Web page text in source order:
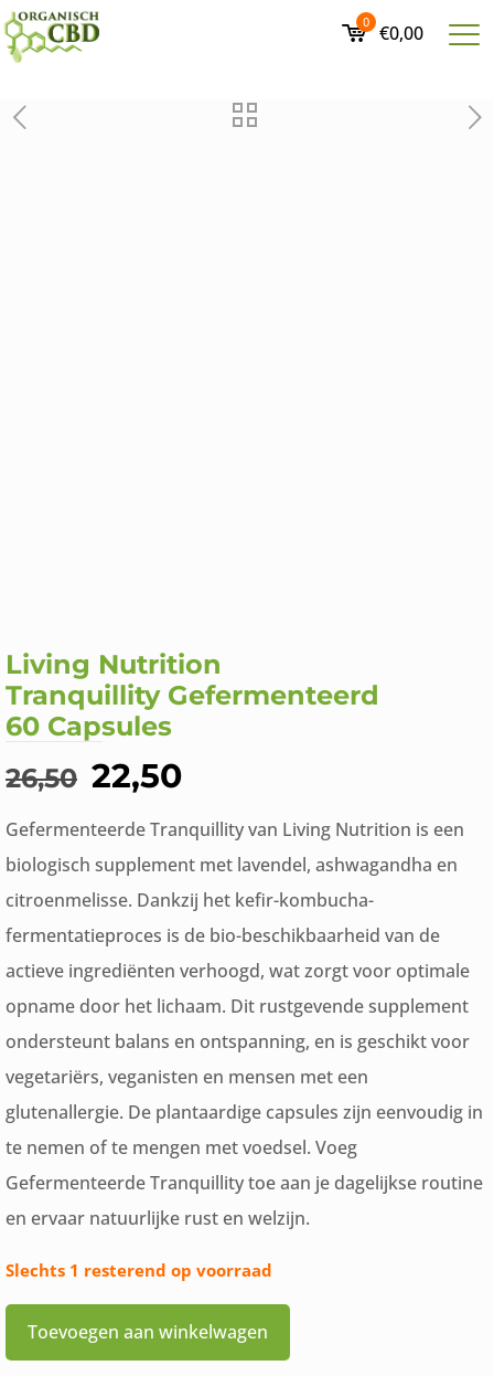
0 €0,00
Living Nutrition
Tranquillity Gefermenteerd
60 Capsules
26,50 Oorspronkelijke
was:
€26,50.
22,50Huidige
is:
€22,50.
Gefermenteerde Tranquillity van Living Nutrition is een
biologisch supplement met lavendel, ashwagandha en
citroenmelisse. Dankzij het kefir-kombucha-
fermentatieproces is de bio-beschikbaarheid van de
actieve ingrediënten verhoogd, wat zorgt voor optimale
opname door het lichaam. Dit rustgevende supplement
ondersteunt balans en ontspanning, en is geschikt voor
vegetariërs, veganisten en mensen met een
glutenallergie. De plantaardige capsules zijn eenvoudig in
te nemen of te mengen met voedsel. Voeg
Gefermenteerde Tranquillity toe aan je dagelijkse routine
en ervaar natuurlijke rust en welzijn.
Slechts 1 resterend op voorraad
Toevoegen aan winkelwagen